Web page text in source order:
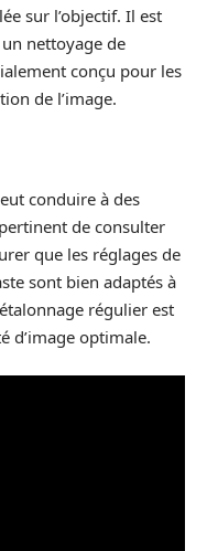
sur l’objectif. Il est
nettoyage de
conçu pour les
de l’image.
conduire à des
de consulter
que les réglages de
sont bien adaptés à
régulier est
d’image optimale.